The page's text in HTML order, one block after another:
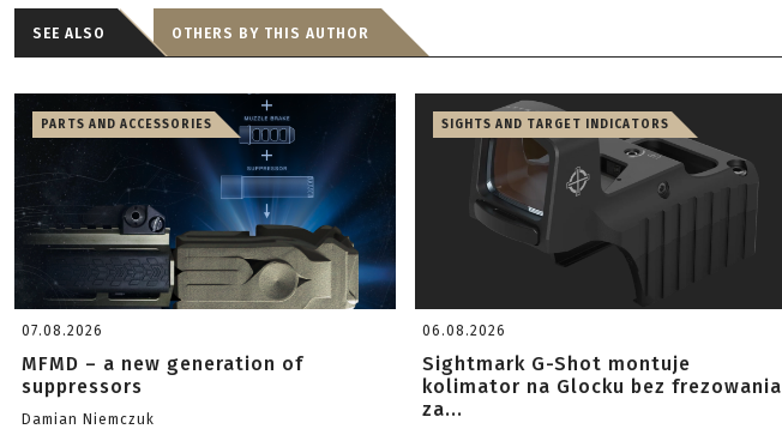
SEE ALSO OTHERS BY THIS AUTHOR
PARTS AND ACCESSORIES
07.08.2026
MFMD – a new generation of
suppressors
Damian Niemczuk
SIGHTS AND TARGET INDICATORS
06.08.2026
Sightmark G-Shot montuje
kolimator na Glocku bez frezowania
za...